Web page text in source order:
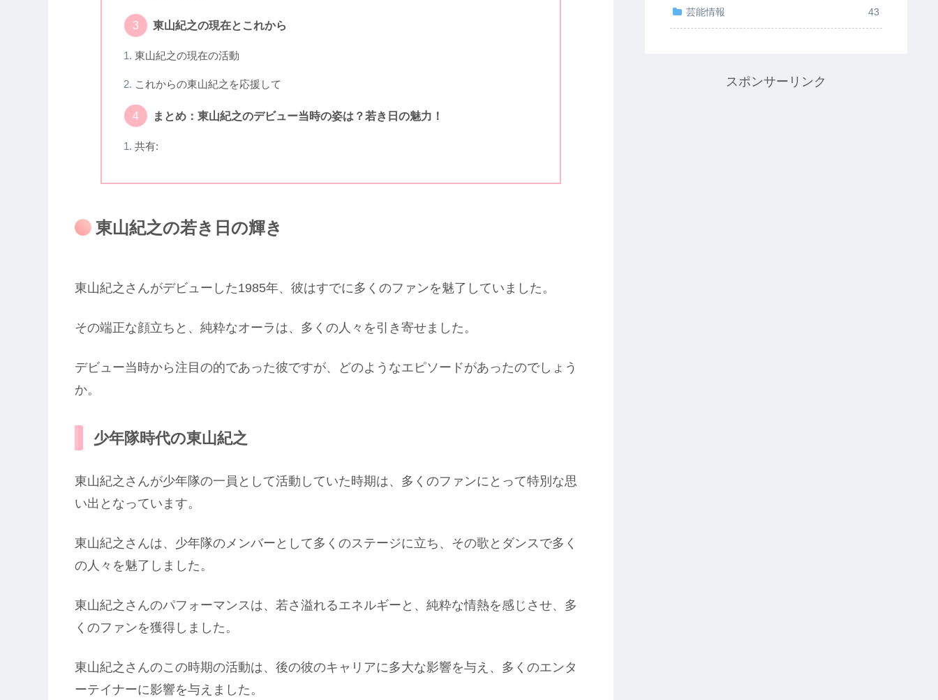
東山紀之の現在とこれから
東山紀之の現在の活動
これからの東山紀之を応援して
まとめ：東山紀之のデビュー当時の姿は？若き日の魅力！
共有:
東山紀之の若き日の輝き
東山紀之さんがデビューした1985年、彼はすでに多くのファンを魅了していました。
その端正な顔立ちと、純粋なオーラは、多くの人々を引き寄せました。
デビュー当時から注目の的であった彼ですが、どのようなエピソードがあったのでしょう
か。
少年隊時代の東山紀之
東山紀之さんが少年隊の一員として活動していた時期は、多くのファンにとって特別な思
い出となっています。
東山紀之さんは、少年隊のメンバーとして多くのステージに立ち、その歌とダンスで多く
の人々を魅了しました。
東山紀之さんのパフォーマンスは、若さ溢れるエネルギーと、純粋な情熱を感じさせ、多
くのファンを獲得しました。
東山紀之さんのこの時期の活動は、後の彼のキャリアに多大な影響を与え、多くのエンタ
ーテイナーに影響を与えました。
芸能情報 43
スポンサーリンク